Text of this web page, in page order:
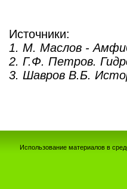
Источники:
1. М. Маслов -
2. Г.Ф. Петров.
3. Шавров В.Б.
Использование материалов в